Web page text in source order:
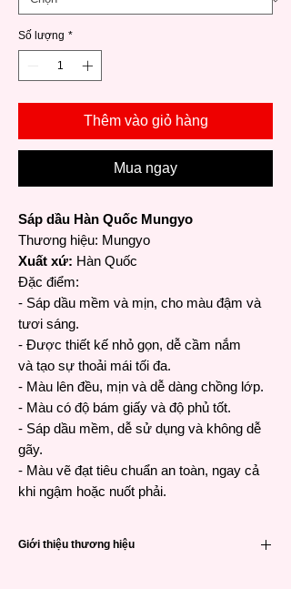
Số lượng *
Thêm vào giỏ hàng
Mua ngay
Sáp dầu Hàn Quốc Mungyo
Thương hiệu: Mungyo
Xuất xứ: Hàn Quốc
Đặc điểm:
- Sáp dầu mềm và mịn, cho màu đậm và
tươi sáng.
- Được thiết kế nhỏ gọn, dễ cầm nắm
và tạo sự thoải mái tối đa.
- Màu lên đều, mịn và dễ dàng chồng lớp.
- Màu có độ bám giấy và độ phủ tốt.
- Sáp dầu mềm, dễ sử dụng và không dễ
gãy.
- Màu vẽ đạt tiêu chuẩn an toàn, ngay cả
khi ngậm hoặc nuốt phải.
Giới thiệu thương hiệu